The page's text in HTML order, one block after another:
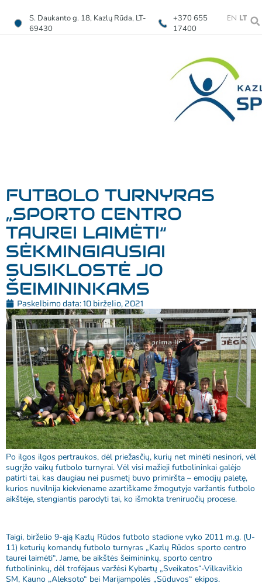
S. Daukanto g. 18, Kazlų Rūda, LT-
69430
+370 655
17400
EN LT
FUTBOLO TURNYRAS
„SPORTO CENTRO
TAUREI LAIMĖTI“
SĖKMINGIAUSIAI
SUSIKLOSTĖ JO
ŠEIMININKAMS
Paskelbimo data:10 birželio, 2021
Po ilgos ilgos pertraukos, dėl priežasčių, kurių net minėti nesinori, vėl
sugrįžo vaikų futbolo turnyrai. Vėl visi mažieji futbolininkai galėjo
patirti tai, kas daugiau nei pusmetį buvo primiršta – emocijų paletę,
kurios nuvilnija kiekviename azartiškame žmogutyje varžantis futbolo
aikštėje, stengiantis parodyti tai, ko išmokta treniruočių procese.
Taigi, birželio 9-ąją Kazlų Rūdos futbolo stadione vyko 2011 m.g. (U-
11) keturių komandų futbolo turnyras „Kazlų Rūdos sporto centro
taurei laimėti“. Jame, be aikštės šeimininkų, sporto centro
futbolininkų, dėl trofėjaus varžėsi Kybartų „Sveikatos“-Vilkaviškio
SM, Kauno „Aleksoto“ bei Marijampolės „Sūduvos“ ekipos.